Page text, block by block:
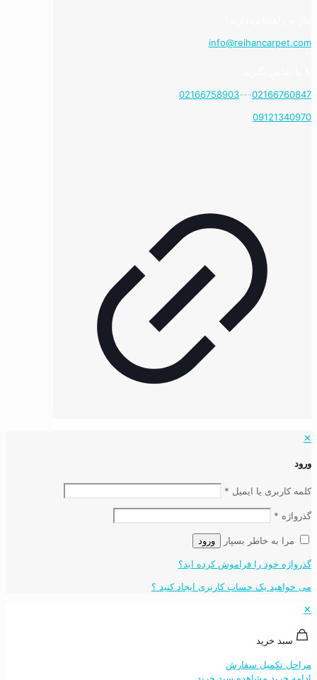
info@reihancarpet.com
02166760847
---
02166758903
09121340970
✕
ورود
کلمه کاربری یا ایمیل *
گذرواژه *
مرا به خاطر بسپار ورود
گذرواژه خود را فراموش کرده اید؟
می خواهید یک حساب کاربری ایجاد کنید ؟
✕
سبد خرید
مراحل تکمیل سفارش
ادامه خرید مشاهده سبد خرید